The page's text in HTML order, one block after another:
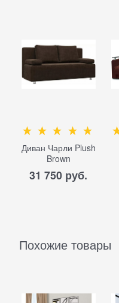
Диван Чарли Plush
Brown
31 750 руб.
Похожие товары